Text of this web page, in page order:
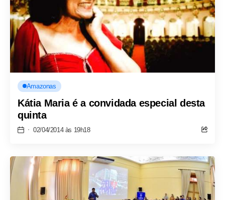
Amazonas
Kátia Maria é a convidada especial desta
quinta
02/04/2014 às 19h18